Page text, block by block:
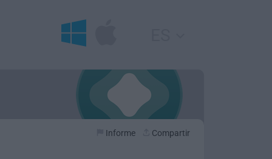
Informe Compartir